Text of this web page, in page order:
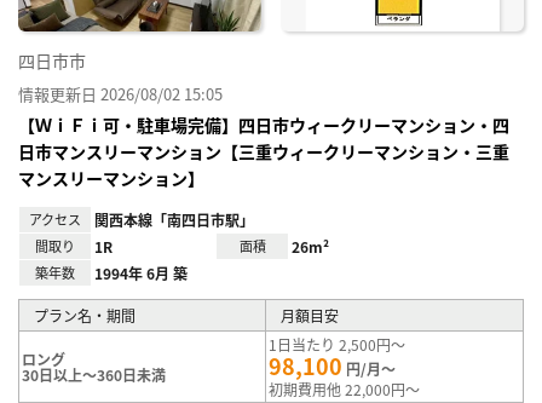
四日市市
情報更新日 2026/08/02 15:05
【ＷｉＦｉ可・駐車場完備】四日市ウィークリーマンション・四
日市マンスリーマンション【三重ウィークリーマンション・三重
マンスリーマンション】
アクセス 関西本線「南四日市駅」
間取り 1R 面積 26m²
築年数 1994年 6月 築
プラン名・期間 月額目安
ロング
30日以上～360日未満
1日当たり 2,500円～
98,100 円/月～
初期費用他 22,000円～